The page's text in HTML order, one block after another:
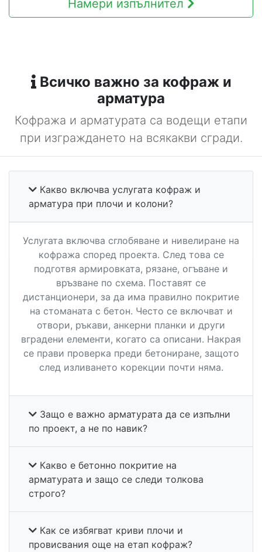
Намери изпълнител
Всичко важно за кофраж и
арматура
Кофража и арматурата са водещи етапи
при изграждането на всякакви сгради.
Какво включва услугата кофраж и
арматура при плочи и колони?
Услугата включва сглобяване и нивелиране на
кофража според проекта. След това се
подготвя армировката, рязане, огъване и
връзване по схема. Поставят се
дистанционери, за да има правилно покритие
на стоманата с бетон. Често се включват и
отвори, ръкави, анкерни планки и други
вградени елементи, когато са описани. Накрая
се прави проверка преди бетониране, защото
след изливането корекции почти няма.
Защо е важно арматурата да се изпълни
по проект, а не по навик?
Какво е бетонно покритие на
арматурата и защо се следи толкова
строго?
Как се избягват криви плочи и
провисвания още на етап кофраж?